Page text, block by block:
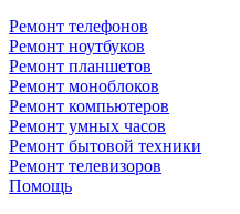
Ремонт телефонов
Ремонт ноутбуков
Ремонт планшетов
Ремонт моноблоков
Ремонт компьютеров
Ремонт умных часов
Ремонт бытовой техники
Ремонт телевизоров
Помощь